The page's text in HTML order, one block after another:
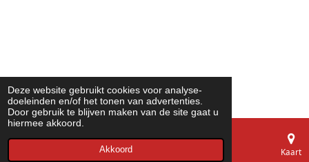
Deze website gebruikt cookies voor analyse-
doeleinden en/of het tonen van advertenties.
Door gebruik te blijven maken van de site gaat u
hiermee akkoord.
Akkoord Kaart